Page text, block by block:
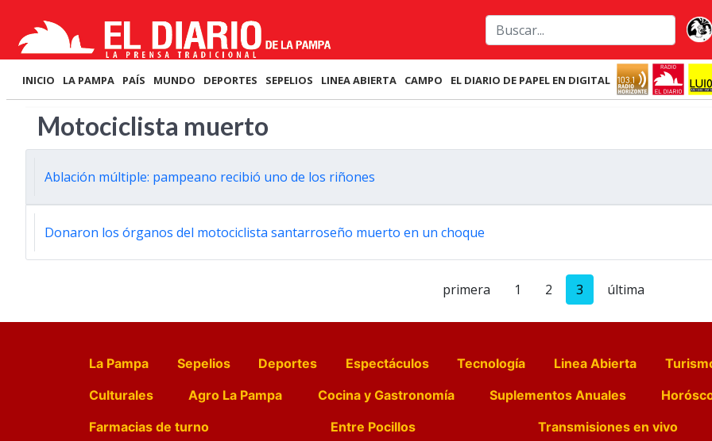
INICIO LA PAMPA PAÍS MUNDO DEPORTES SEPELIOS LINEA ABIERTA CAMPO EL DIARIO DE PAPEL EN DIGITAL
Motociclista muerto
Ablación múltiple: pampeano recibió uno de los riñones
Donaron los órganos del motociclista santarroseño muerto en un choque
primera 1 2 3 última
La Pampa Sepelios Deportes Espectáculos Tecnología Linea Abierta
Culturales
Agro La Pampa Cocina y Gastronomía Suplementos Anuales
Farmacias de turno
Entre Pocillos Transmisiones en vivo